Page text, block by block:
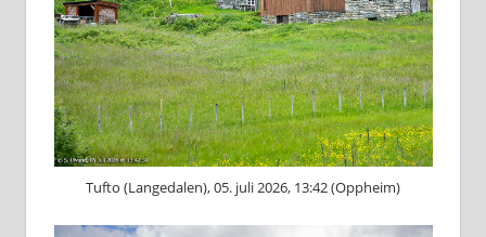
Tufto (Langedalen), 05. juli 2026, 13:42 (Oppheim)